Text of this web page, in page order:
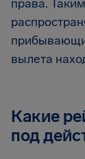
права.
вылета
Какие
под